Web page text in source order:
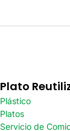
Plato
Plástico
Platos
Servicio de